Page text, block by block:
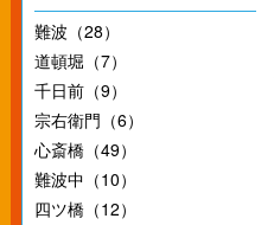
難波（28）
道頓堀（7）
千日前（9）
宗右衛門（6）
心斎橋（49）
難波中（10）
四ツ橋（12）